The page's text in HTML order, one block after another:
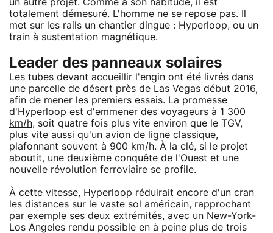
un autre projet. Comme à son habitude, il est
totalement démesuré. L'homme ne se repose pas. Il
met sur les rails un chantier dingue : Hyperloop, ou un
train à sustentation magnétique.
Leader des panneaux solaires
Les tubes devant accueillir l'engin ont été livrés dans
une parcelle de désert près de Las Vegas début 2016,
afin de mener les premiers essais. La promesse
d'Hyperloop est d'emmener des voyageurs à 1 300
km/h, soit quatre fois plus vite environ que le TGV,
plus vite aussi qu'un avion de ligne classique,
plafonnant souvent à 900 km/h. À la clé, si le projet
aboutit, une deuxième conquête de l'Ouest et une
nouvelle révolution ferroviaire se profile.
À cette vitesse, Hyperloop réduirait encore d'un cran
les distances sur le vaste sol américain, rapprochant
par exemple ses deux extrémités, avec un New-York-
Los Angeles rendu possible en à peine plus de trois